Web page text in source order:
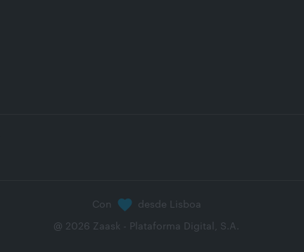
Con desde Lisboa
@ 2026 Zaask - Plataforma Digital, S.A.